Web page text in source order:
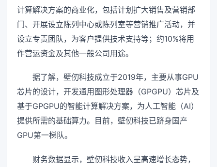
计算解决方案的商业化，包括计划扩大销售及营销部
门、开展设立陈列中心或陈列室等营销推广活动，并
设立专责团队，为客户提供技术支持等；约10%将用
作营运资金及其他一般公司用途。
据了解，壁仞科技成立于2019年，主要从事GPU
芯片的设计，开发通用图形处理器（GPGPU）芯片及
基于GPGPU的智能计算解决方案，为人工智能（AI）
提供所需的基础算力。目前，壁仞科技已跻身国产
GPU第一梯队。
财务数据显示，壁仞科技收入呈高速增长态势，